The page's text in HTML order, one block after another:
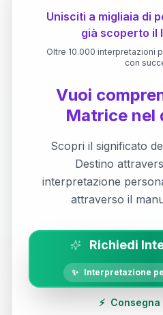
Unisciti a migliaia di
già scoperto il
Oltre 10.000 interpretazioni
con
Vuoi
Matrice nel
Scopri il significato
Destino
interpretazione
attraverso il
Richiedi
✨ Interpretazione
⚡